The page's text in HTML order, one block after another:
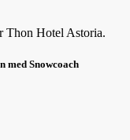
Thon Hotel Astoria.
med Snowcoach